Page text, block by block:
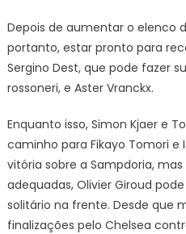
Depois de aumentar o elenco
portanto, estar pronto para
Sergino Dest, que pode fazer
rossoneri, e Aster Vranckx.
Enquanto isso, Simon Kjaer e
caminho para Fikayo Tomori e
vitória sobre a Sampdoria,
adequadas, Olivier Giroud
solitário na frente. Desde que
finalizações pelo Chelsea